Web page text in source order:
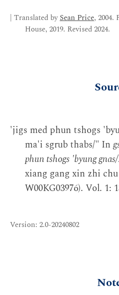
| Translated bySean Price, 2004.
House, 2019. Revised 2024.
'jigs med phun tshogs
ma'i sgrub thabs/" In
phun tshogs 'byung gnas/
xiang gang xin zhi chu
W00KG03976). Vol. 1:
Version: 2.0-20240802